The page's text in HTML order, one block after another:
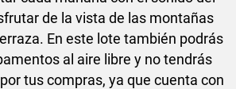
de la vista de las montañas
En este lote también podrás
al aire libre y no tendrás
tus compras, ya que cuenta con